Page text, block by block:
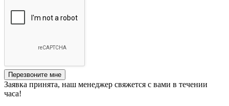
Перезвоните мне
Заявка принята, наш менеджер свяжется с вами в течении
часа!